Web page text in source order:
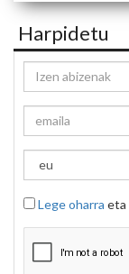
Harpidetu
Lege oharra eta